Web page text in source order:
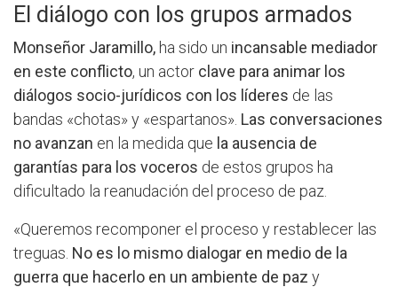
El diálogo con los grupos armados
Monseñor Jaramillo, ha sido un incansable mediador
en este conflicto, un actor clave para animar los
diálogos socio-jurídicos con los líderes de las
bandas «chotas» y «espartanos». Las conversaciones
no avanzan en la medida que la ausencia de
garantías para los voceros de estos grupos ha
dificultado la reanudación del proceso de paz.
«Queremos recomponer el proceso y restablecer las
treguas. No es lo mismo dialogar en medio de la
guerra que hacerlo en un ambiente de paz y